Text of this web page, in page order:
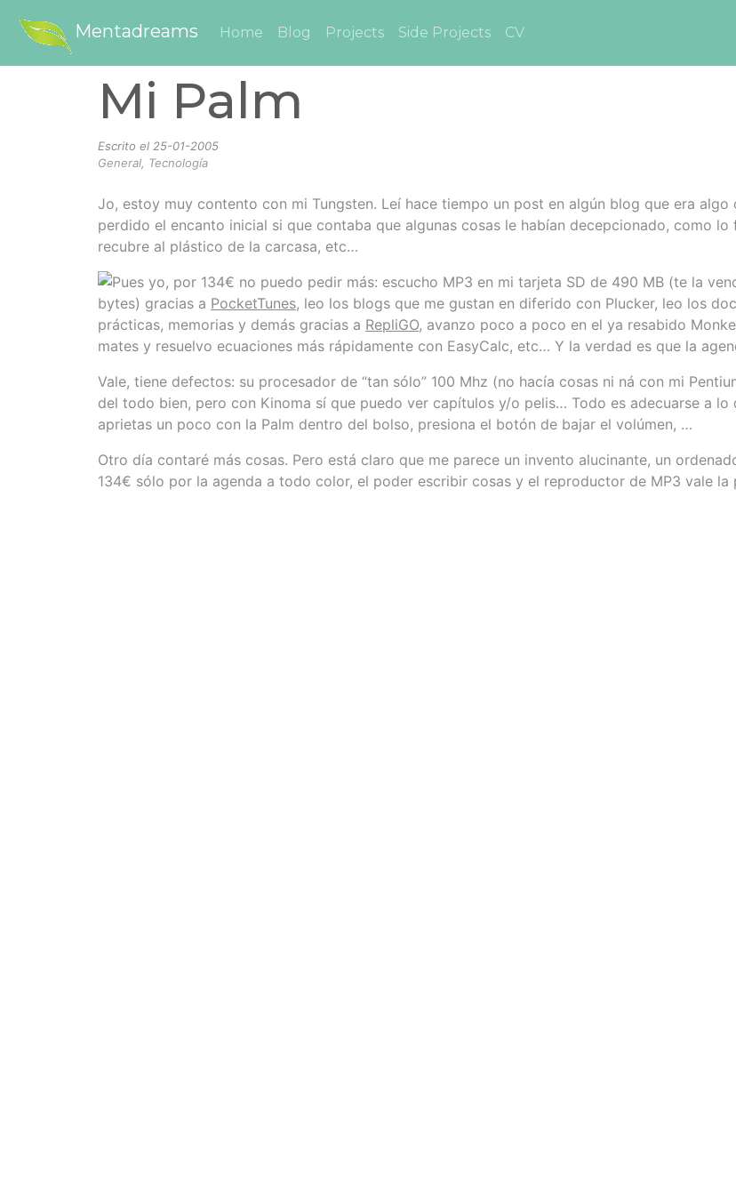
Mentadreams Home Blog Projects Side Projects CV
Mi Palm
Escrito el 25-01-2005
General, Tecnología
Jo, estoy muy contento con mi Tungsten. Leí hace tiempo un post en algún blog que era algo
perdido el encanto inicial si que contaba que algunas cosas le habían decepcionado, como
recubre al plástico de la carcasa, etc…
Pues yo, por 134€ no puedo pedir más: escucho MP3 en mi tarjeta SD de 490 MB (te la
bytes) gracias a PocketTunes, leo los blogs que me gustan en diferido con Plucker, leo los
prácticas, memorias y demás gracias a RepliGO, avanzo poco a poco en el ya resabido
mates y resuelvo ecuaciones más rápidamente con EasyCalc, etc… Y la verdad es que la
Vale, tiene defectos: su procesador de “tan sólo” 100 Mhz (no hacía cosas ni ná con mi
del todo bien, pero con Kinoma sí que puedo ver capítulos y/o pelis… Todo es adecuarse a
aprietas un poco con la Palm dentro del bolso, presiona el botón de bajar el volúmen, …
Otro día contaré más cosas. Pero está claro que me parece un invento alucinante, un
134€ sólo por la agenda a todo color, el poder escribir cosas y el reproductor de MP3 vale la